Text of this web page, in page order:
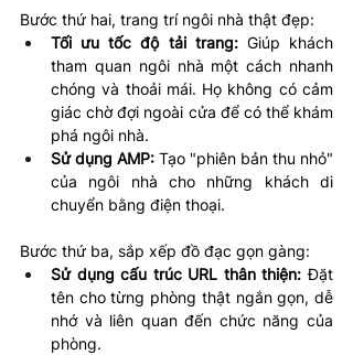
Bước thứ hai, trang trí ngôi nhà thật đẹp:
Tối ưu tốc độ tải trang: Giúp khách
tham quan ngôi nhà một cách nhanh
chóng và thoải mái. Họ không có cảm
giác chờ đợi ngoài cửa để có thể khám
phá ngôi nhà.
Sử dụng AMP: Tạo "phiên bản thu nhỏ"
của ngôi nhà cho những khách di
chuyển bằng điện thoại.
Bước thứ ba, sắp xếp đồ đạc gọn gàng:
Sử dụng cấu trúc URL thân thiện: Đặt
tên cho từng phòng thật ngắn gọn, dễ
nhớ và liên quan đến chức năng của
phòng.